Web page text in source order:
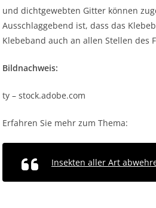
und dichtgewebten Gitter können
Ausschlaggebend ist, dass das
Klebeband auch an allen Stellen des
Bildnachweis:
ty – stock.adobe.com
Erfahren Sie mehr zum Thema:
Insekten aller Art